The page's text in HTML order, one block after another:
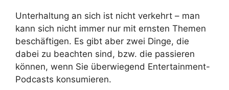
Unterhaltung an sich ist nicht verkehrt – man
kann sich nicht immer nur mit ernsten Themen
beschäftigen. Es gibt aber zwei Dinge, die
dabei zu beachten sind, bzw. die passieren
können, wenn Sie überwiegend Entertainment-
Podcasts konsumieren.